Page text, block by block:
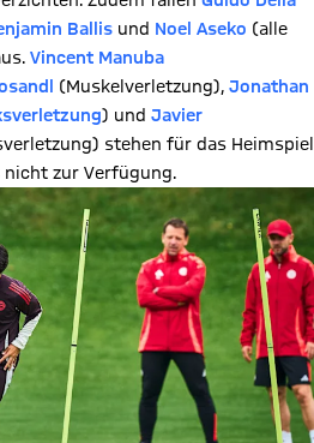
Ballis und Noel Aseko (alle
Vincent Manuba
(Muskelverletzung), Jonathan
) und Javier
stehen für das Heimspiel
nicht zur Verfügung.